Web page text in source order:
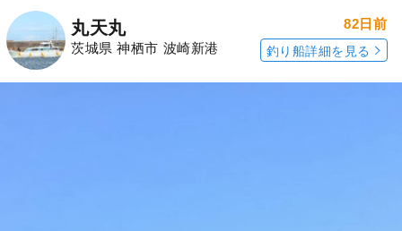
丸天丸
茨城県 神栖市 波崎新港
82日前
釣り船詳細を見る